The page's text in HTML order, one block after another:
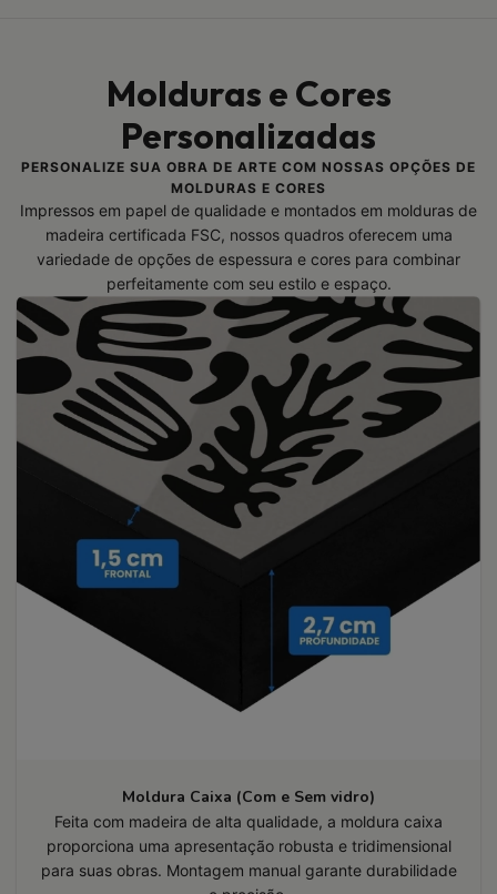
Molduras e Cores
Personalizadas
PERSONALIZE SUA OBRA DE ARTE COM NOSSAS OPÇÕES DE
MOLDURAS E CORES
Impressos em papel de qualidade e montados em molduras de
madeira certificada FSC, nossos quadros oferecem uma
variedade de opções de espessura e cores para combinar
perfeitamente com seu estilo e espaço.
Moldura Caixa (Com e Sem vidro)
Feita com madeira de alta qualidade, a moldura caixa
proporciona uma apresentação robusta e tridimensional
para suas obras. Montagem manual garante durabilidade